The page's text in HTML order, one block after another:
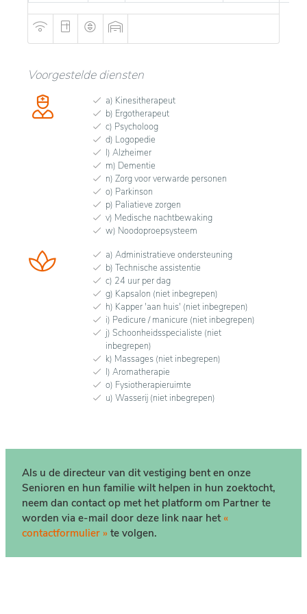
Voorgestelde diensten
a) Kinesitherapeut
b) Ergotherapeut
c) Psycholoog
d) Logopedie
l) Alzheimer
m) Dementie
n) Zorg voor verwarde personen
o) Parkinson
p) Paliatieve zorgen
v) Medische nachtbewaking
w) Noodoproepsysteem
a) Administratieve ondersteuning
b) Technische assistentie
c) 24 uur per dag
g) Kapsalon (niet inbegrepen)
h) Kapper 'aan huis' (niet inbegrepen)
i) Pedicure / manicure (niet inbegrepen)
j) Schoonheidsspecialiste (niet
inbegrepen)
k) Massages (niet inbegrepen)
l) Aromatherapie
o) Fysiotherapieruimte
u) Wasserij (niet inbegrepen)
Als u de directeur van dit vestiging bent en onze
Senioren en hun familie wilt helpen in hun zoektocht,
neem dan contact op met het platform om Partner te
worden via e-mail door deze link naar het «
contactformulier » te volgen.